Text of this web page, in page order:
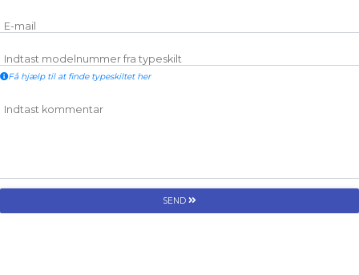
E-mail
Indtast modelnummer fra typeskilt
Få hjælp til at finde typeskiltet her
Indtast kommentar
SEND